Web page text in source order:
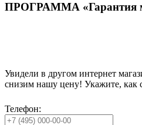
ПРОГРАММА «Гарантия
Увидели в другом интернет
снизим нашу цену! Укажите, как
Телефон: